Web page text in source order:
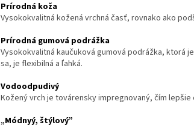
Prírodná koža
Vysokokvalitná kožená vrchná časť, rovnako ako
Prírodná gumová podrážka
Vysokokvalitná kaučuková gumová podrážka, ktorá
sa, je flexibilná a ľahká.
Vodoodpudivý
Kožený vrch je továrensky impregnovaný, čím lepšie
„Módnyý, štýlový”